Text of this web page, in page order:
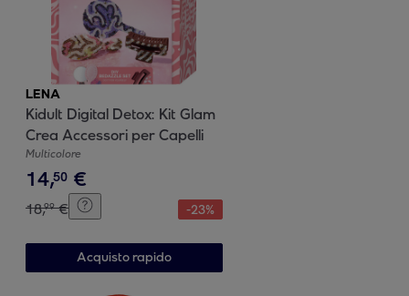
LENA
Kidult Digital Detox: Kit Glam
Crea Accessori per Capelli
Multicolore
14,50 €
18,99 € -23%
Acquisto rapido